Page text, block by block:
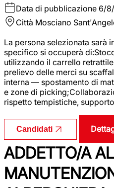
Data di pubblicazione 6/
Città Mosciano
La persona selezionata sarà
specifico si occuperà
utilizzando il carrello
prelievo delle merci su
interna — spostamento di
e zone di
rispetto tempistiche,
Candidati
ADDETTO/A